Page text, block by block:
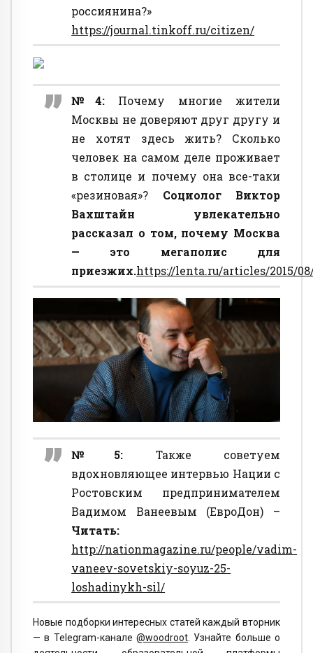
россиянина?»
https://journal.tinkoff.ru/citizen/
№4: Почему многие жители
Москвы не доверяют друг другу и
не хотят здесь жить? Сколько
человек на самом деле проживает
в столице и почему она все-таки
«резиновая»? Социолог Виктор
Вахштайн увлекательно
рассказал о том, почему Москва
— это мегаполис для
приезжих.https://lenta.ru/articles/2015/
№5: Также советуем
вдохновляющее интервью Нации с
Ростовским предпринимателем
Вадимом Ванеевым (ЕвроДон) –
Читать:
http://nationmagazine.ru/people/vadim-
vaneev-sovetskiy-soyuz-25-
loshadinykh-sil/
Новые подборки интересных статей каждый вторник
— в Telegram-канале @woodroot . Узнайте больше о